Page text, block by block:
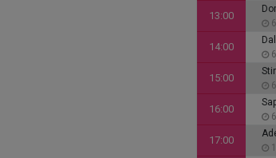
13:00
14:00
15:00
16:00
17:00